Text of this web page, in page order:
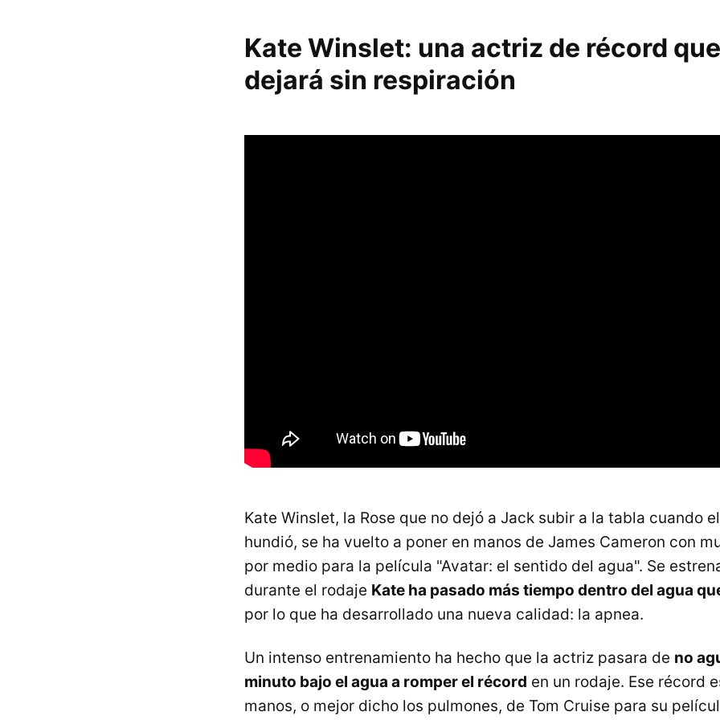
Kate Winslet: una actriz de récord
dejará sin respiración
Kate Winslet, la Rose que no dejó a Jack subir a la tabla cuando
hundió, se ha vuelto a poner en manos de James Cameron con
por medio para la película "Avatar: el sentido del agua". Se
durante el rodaje Kate ha pasado más tiempo dentro del agua
por lo que ha desarrollado una nueva calidad: la apnea.
Un intenso entrenamiento ha hecho que la actriz pasara de no
minuto bajo el agua a romper el récord en un rodaje. Ese récord
manos, o mejor dicho los pulmones, de Tom Cruise para su